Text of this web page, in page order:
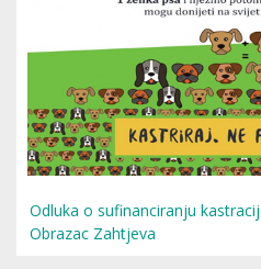
Odluka o sufinanciranju
Obrazac Zahtjeva